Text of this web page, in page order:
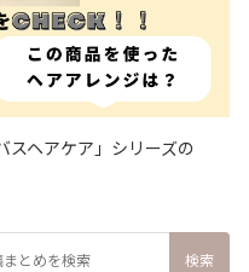
スヘアケア」シリーズの